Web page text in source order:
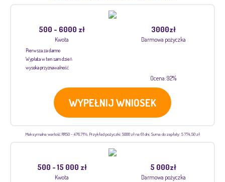
500 - 6000 zł
Kwota
3000zł
Darmowa pożyczka
Pierwsza za darmo
Wypłata w ten sam dzień
wysoka przyznawalność
Ocena: 92%
WYPEŁNIJ WNIOSEK
Maksymalna wartość RRSO - 476,71%. Przykład pożyczki: 5000 zł na 61 dni. Suma do zapłaty: 5 774,50 zł
500 - 15 000 zł
Kwota
5 000zł
Darmowa pożyczka